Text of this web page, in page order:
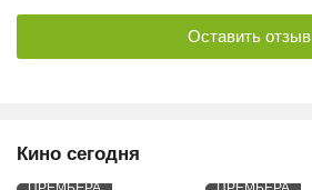
Оставить отзыв
Кино сегодня